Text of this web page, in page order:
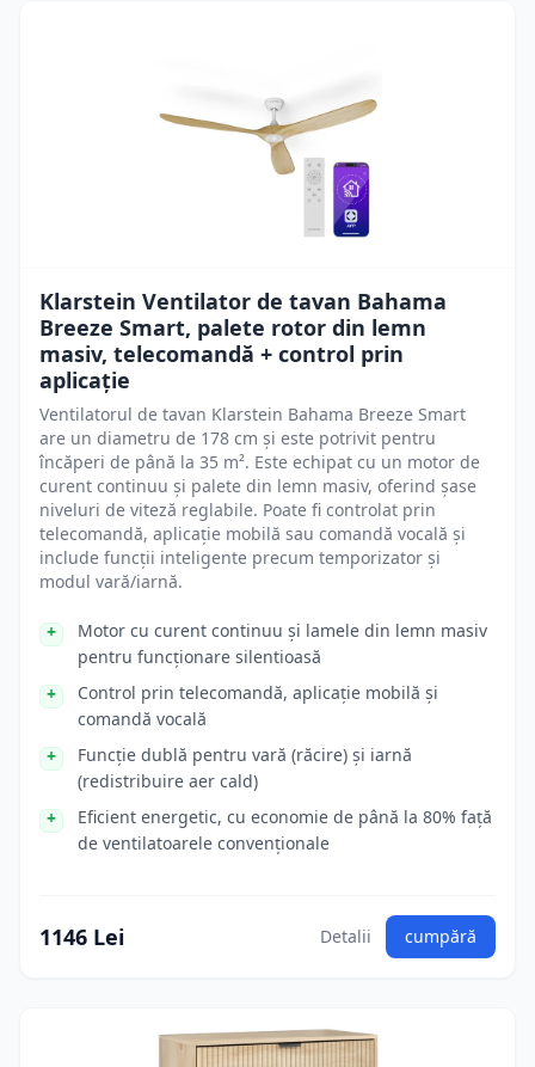
Klarstein Ventilator de tavan Bahama
Breeze Smart, palete rotor din lemn
masiv, telecomandă + control prin
aplicație
Ventilatorul de tavan Klarstein Bahama Breeze Smart
are un diametru de 178 cm și este potrivit pentru
încăperi de până la 35 m². Este echipat cu un motor de
curent continuu și palete din lemn masiv, oferind șase
niveluri de viteză reglabile. Poate fi controlat prin
telecomandă, aplicație mobilă sau comandă vocală și
include funcții inteligente precum temporizator și
modul vară/iarnă.
Motor cu curent continuu și lamele din lemn masiv
pentru funcționare silentioasă
Control prin telecomandă, aplicație mobilă și
comandă vocală
Funcție dublă pentru vară (răcire) și iarnă
(redistribuire aer cald)
Eficient energetic, cu economie de până la 80% față
de ventilatoarele convenționale
1146 Lei Detalii cumpără